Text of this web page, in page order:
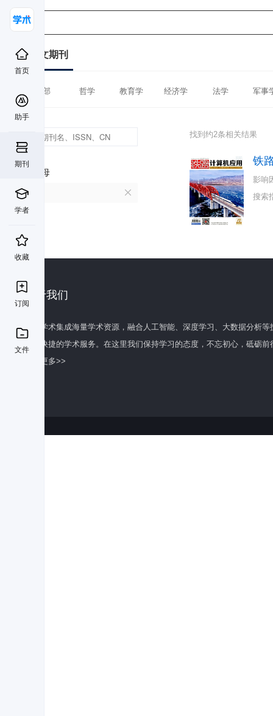
首页
助手
期刊
学者
收藏
订阅
文件
中文期刊
全部 哲学 教育学 经济学 法学 军事
首字母
T
找到约2条相关结果
铁
影响
搜索
关于我们
百度学术集成海量学术资源，融合人工智能、深度学习、大数据分析
全面快捷的学术服务。在这里我们保持学习的态度，不忘初心，砥砺前
了解更多>>